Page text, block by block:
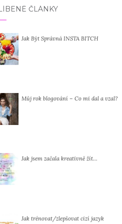
ČLÁNKY
Jak Být Správná INSTA BITCH
Můj rok blogování – Co mi dal a vzal?
Jak jsem začala kreativně žít…
Jak trénovat/zlepšovat cizí jazyk